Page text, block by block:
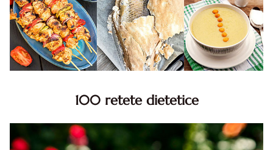
100 retete dietetice
dietetice. Idei retete dietetice. 100 Retete mancare
pentru dieta.